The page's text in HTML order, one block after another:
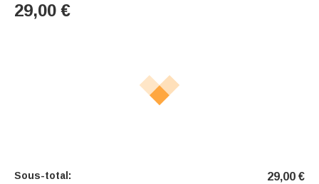
29,00 €
Sous-total: 29,00 €